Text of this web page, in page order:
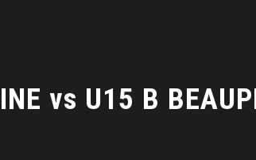
vs U15 B